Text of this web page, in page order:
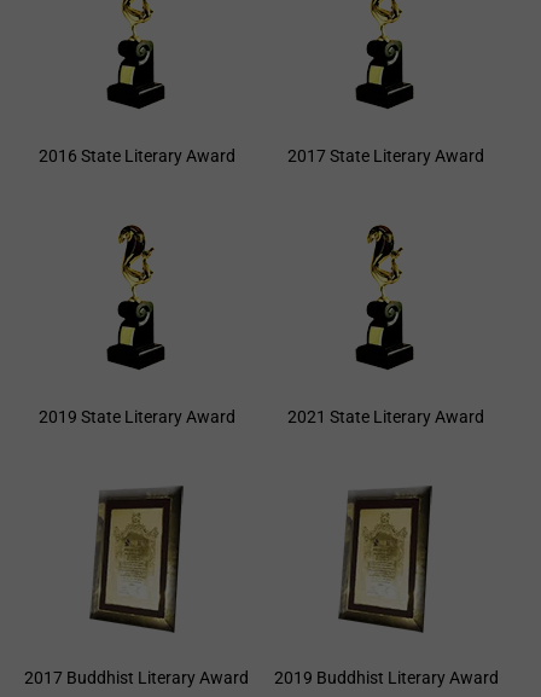
2016 State Literary Award 2017 State Literary Award
2019 State Literary Award 2021 State Literary Award
2017 Buddhist Literary Award 2019 Buddhist Literary Award